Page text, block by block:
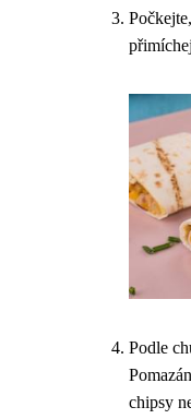
Podle
chipsy